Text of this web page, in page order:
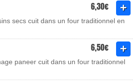
6,30€
secs cuit dans un four traditionnel en
6,50€
paneer cuit dans un four traditionnel